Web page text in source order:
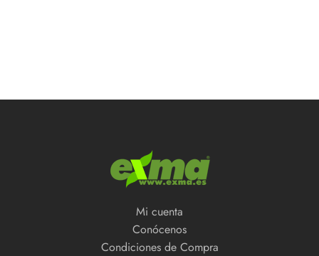
Mi cuenta
Conócenos
Condiciones de Compra